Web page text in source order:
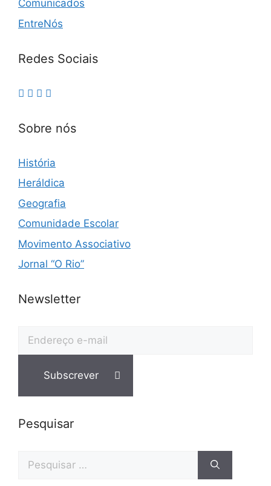
Comunicados
EntreNós
Redes Sociais
Sobre nós
História
Heráldica
Geografia
Comunidade Escolar
Movimento Associativo
Jornal “O Rio”
Newsletter
Pesquisar